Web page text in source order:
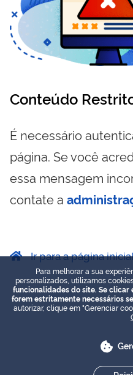
Conteúdo
É necessário
página. Se você
essa mensagem
contate a
Ir para a página
Para melhorar a sua
personalizados, utilizamos
funcionalidades do site. Se clicar
forem estritamente necessários
autorizar, clique em "Gerenciar